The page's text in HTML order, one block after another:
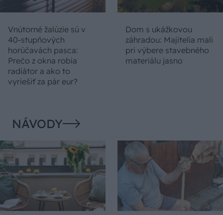
Vnútorné žalúzie sú v
40-stupňových
horúčavách pasca:
Prečo z okna robia
radiátor a ako to
vyriešiť za pár eur?
Dom s ukážkovou
záhradou: Majitelia mali
pri výbere stavebného
materiálu jasno
NÁVODY